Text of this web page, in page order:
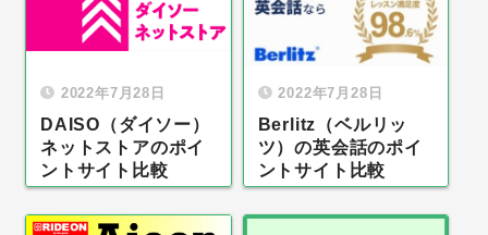
2022年7月28日
DAISO（ダイソー）
ネットストアのポイ
ントサイト比較
2022年7月28日
Berlitz（ベルリッ
ツ）の英会話のポイ
ントサイト比較